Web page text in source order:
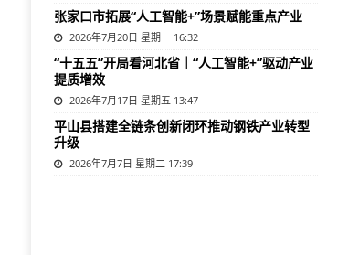
张家口市拓展“人工智能+”场景赋能重点产业
2026年7月20日 星期一 16:32
“十五五”开局看河北省｜“人工智能+”驱动产业
提质增效
2026年7月17日 星期五 13:47
平山县搭建全链条创新闭环推动钢铁产业转型
升级
2026年7月7日 星期二 17:39